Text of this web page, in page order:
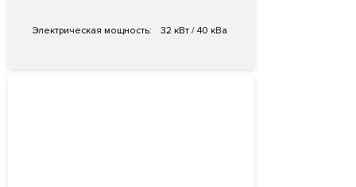
Электрическая мощность: 32 кВт / 40 кВа